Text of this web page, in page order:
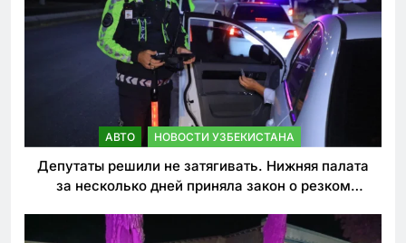
АВТО НОВОСТИ УЗБЕКИСТАНА
Депутаты решили не затягивать. Нижняя палата
за несколько дней приняла закон о резком